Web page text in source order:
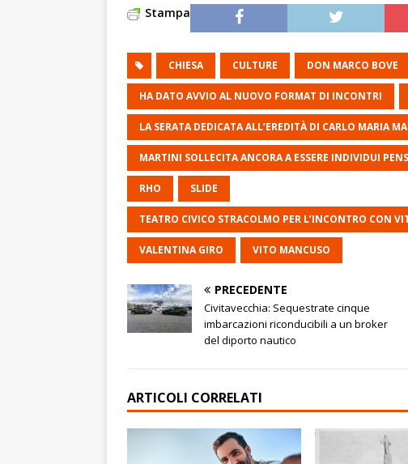
Stampa
CHIESA CULTURE DON MARCO BOVE
HA DATO AVVIO AL NUOVO FORMAT DI INCONTRI
LA SERATA DEDICATA ALL’EREDITÀ DI CARLO MARIA
MARTINI SOLLECITA ANCORA A ESSERE INDIVIDUI
RHO SLIDE
TEATRO CIVICO STRACOLMO PER L’INCONTRO CON
VALENTINA GIRO VITO MANCUSO
PRECEDENTE
Civitavecchia: Sequestrate cinque
imbarcazioni riconducibili a un broker
del diporto nautico
ARTICOLI CORRELATI